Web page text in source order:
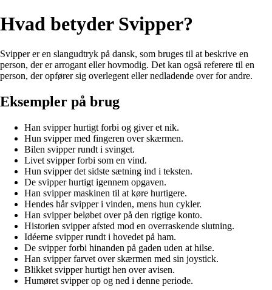
Hvad betyder Svipper?
Svipper er en slangudtryk på dansk, som bruges til at beskrive en
person, der er arrogant eller hovmodig. Det kan også referere til en
person, der opfører sig overlegent eller nedladende over for andre.
Eksempler på brug
Han svipper hurtigt forbi og giver et nik.
Hun svipper med fingeren over skærmen.
Bilen svipper rundt i svinget.
Livet svipper forbi som en vind.
Hun svipper det sidste sætning ind i teksten.
De svipper hurtigt igennem opgaven.
Han svipper maskinen til at køre hurtigere.
Hendes hår svipper i vinden, mens hun cykler.
Han svipper beløbet over på den rigtige konto.
Historien svipper afsted mod en overraskende slutning.
Idéerne svipper rundt i hovedet på ham.
De svipper forbi hinanden på gaden uden at hilse.
Han svipper farvet over skærmen med sin joystick.
Blikket svipper hurtigt hen over avisen.
Humøret svipper op og ned i denne periode.